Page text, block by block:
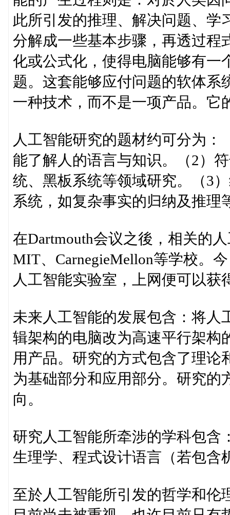
此所引发的推理、解决问题、学
分解成一些基本步骤，再透过程
化或公式化，使得电脑能够有一
题。这套能够应付问题的软体系
一种技术，而不是一项产品。它
人工智能研究的题材约可分为
能了解人的语言与知识。（2）
统、黑板系统等领域研究。（3
系统，如复杂事实的归纳及推理
在Dartmouth会议之後，相关的
MIT、CarnegieMellon等学校。
人工智能实验室，上网便可以获
未来人工智能的发展包含：将人
辑架构的电脑改为高速平行架构
用产品。研究的方式包含了理论
为基础部分和应用部分。研究的
向。
研究人工智能所牵涉的学科包含
生理学、程式设计语言（若包含
至於人工智能所引发的哲学和伦